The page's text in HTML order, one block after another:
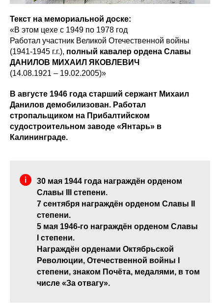
Текст на мемориальной доске:
«В этом цехе с 1949 по 1978 год
Работал участник Великой Отечественной войны
(1941-1945 г.г.), полный кавалер ордена Славы
ДАНИЛОВ МИХАИЛ ЯКОВЛЕВИЧ
(14.08.1921 – 19.02.2005)»
В августе 1946 года старший сержант Михаил
Данилов демобилизован. Работал
стропальщиком на Прибалтийском
судостроительном заводе «Янтарь» в
Калининграде.
30 мая 1944 года награждён орденом
Славы III степени.
7 сентября награждён орденом Славы II
степени.
5 мая 1946-го награждён орденом Славы
I степени.
Награждён орденами Октябрьской
Революции, Отечественной войны I
степени, знаком Почёта, медалями, в том
числе «За отвагу».